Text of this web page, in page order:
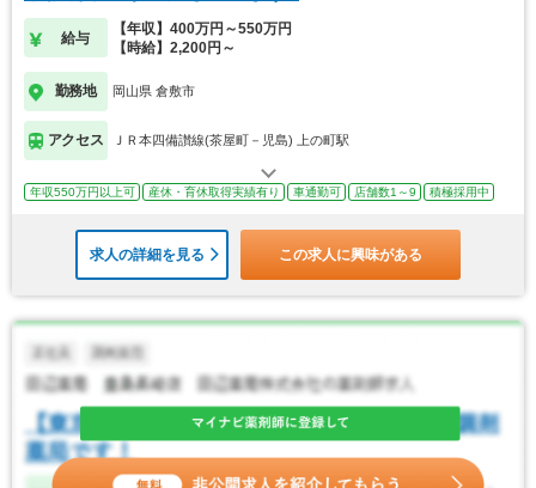
給与
【年収】400万円～550万円
【時給】2,200円～
勤務地 岡山県 倉敷市
アクセス ＪＲ本四備讃線(茶屋町－児島) 上の町駅
年収550万円以上可 産休・育休取得実績有り 車通勤可 店舗数1～9 積極採用中
求人の詳細を見る この求人に興味がある